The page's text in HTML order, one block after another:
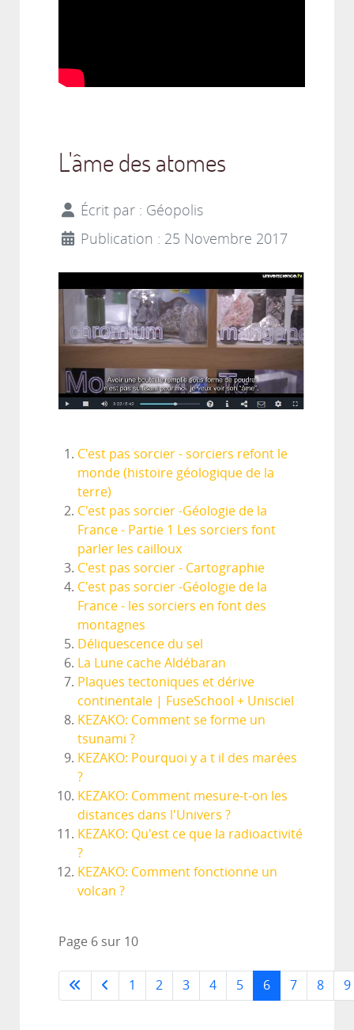
L'âme des atomes
Écrit par : Géopolis
Publication : 25 Novembre 2017
C'est pas sorcier - sorciers refont le
monde (histoire géologique de la
terre)
C'est pas sorcier -Géologie de la
France - Partie 1 Les sorciers font
parler les cailloux
C'est pas sorcier - Cartographie
C'est pas sorcier -Géologie de la
France - les sorciers en font des
montagnes
Déliquescence du sel
La Lune cache Aldébaran
Plaques tectoniques et dérive
continentale | FuseSchool + Unisciel
KEZAKO: Comment se forme un
tsunami ?
KEZAKO: Pourquoi y a t il des marées
?
KEZAKO: Comment mesure-t-on les
distances dans l'Univers ?
KEZAKO: Qu'est ce que la radioactivité
?
KEZAKO: Comment fonctionne un
volcan ?
Page 6 sur 10
1 2 3 4 5 6 7 8 9